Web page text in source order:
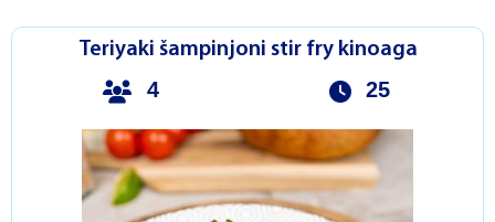
Teriyaki šampinjoni stir fry kinoaga
4 25